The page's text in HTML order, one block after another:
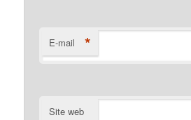
E-mail *
Site web